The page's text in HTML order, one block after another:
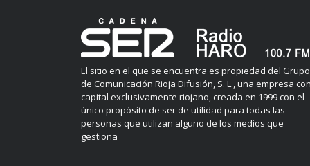
El sitio en el que se encuentra es propiedad del Grupo
de Comunicación Rioja Difusión, S. L., una empresa
capital exclusivamente riojano, creada en 1999 con el
único propósito de ser de utilidad para todas las
personas que utilizan alguno de los medios que
gestiona